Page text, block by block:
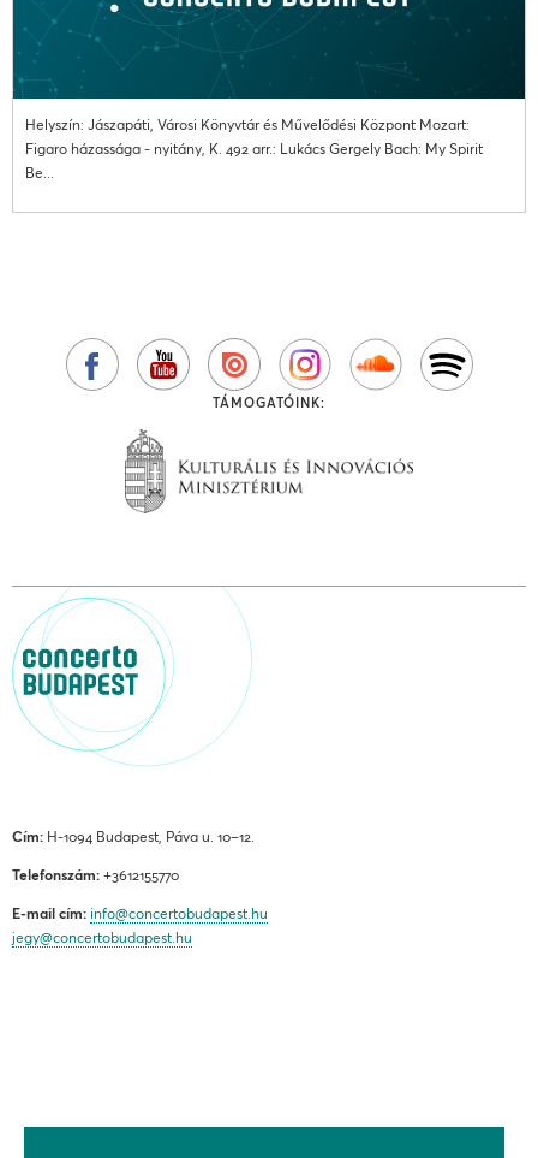
Helyszín: Jászapáti, Városi Könyvtár és Művelődési Központ Mozart:
Figaro házassága - nyitány, K. 492 arr.: Lukács Gergely Bach: My Spirit
Be...
TÁMOGATÓINK:
Cím: H-1094 Budapest, Páva u. 10–12.
Telefonszám: +3612155770
E-mail cím: info@concertobudapest.hu
jegy@concertobudapest.hu